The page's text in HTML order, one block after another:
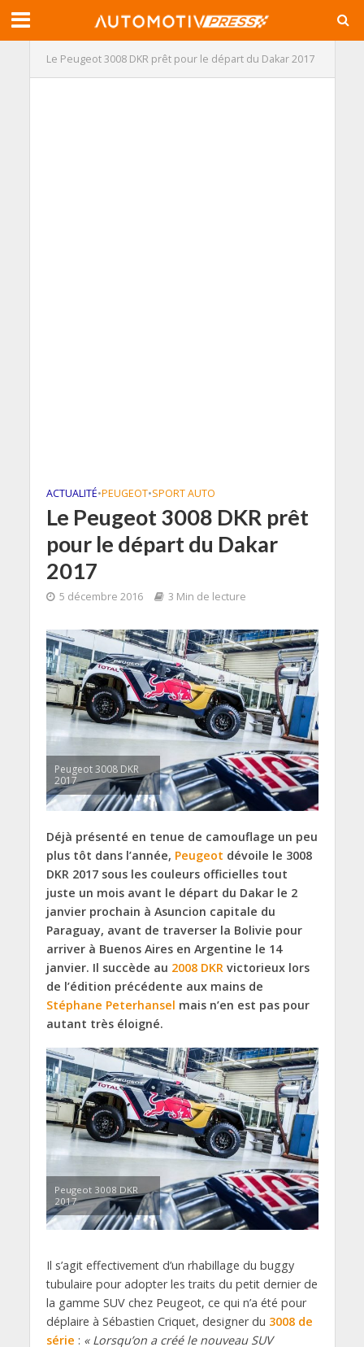
Le Peugeot 3008 DKR prêt pour le départ du Dakar 2017
ACTUALITÉ•PEUGEOT•SPORT AUTO
Le Peugeot 3008 DKR prêt
pour le départ du Dakar
2017
5 décembre 2016 3 Min de lecture
Peugeot 3008 DKR
2017
Déjà présenté en tenue de camouflage un peu
plus tôt dans l’année, Peugeot dévoile le 3008
DKR 2017 sous les couleurs officielles tout
juste un mois avant le départ du Dakar le 2
janvier prochain à Asuncion capitale du
Paraguay, avant de traverser la Bolivie pour
arriver à Buenos Aires en Argentine le 14
janvier. Il succède au 2008 DKRvictorieux lors
de l’édition précédente aux mains de
Stéphane Peterhansel mais n’en est pas pour
autant très éloigné.
Peugeot 3008 DKR
2017
Il s’agit effectivement d’un rhabillage du buggy
tubulaire pour adopter les traits du petit dernier de
la gamme SUV chez Peugeot, ce qui n’a été pour
déplaire à Sébastien Criquet, designer du 3008 de
série : « Lorsqu’on a créé le nouveau SUV